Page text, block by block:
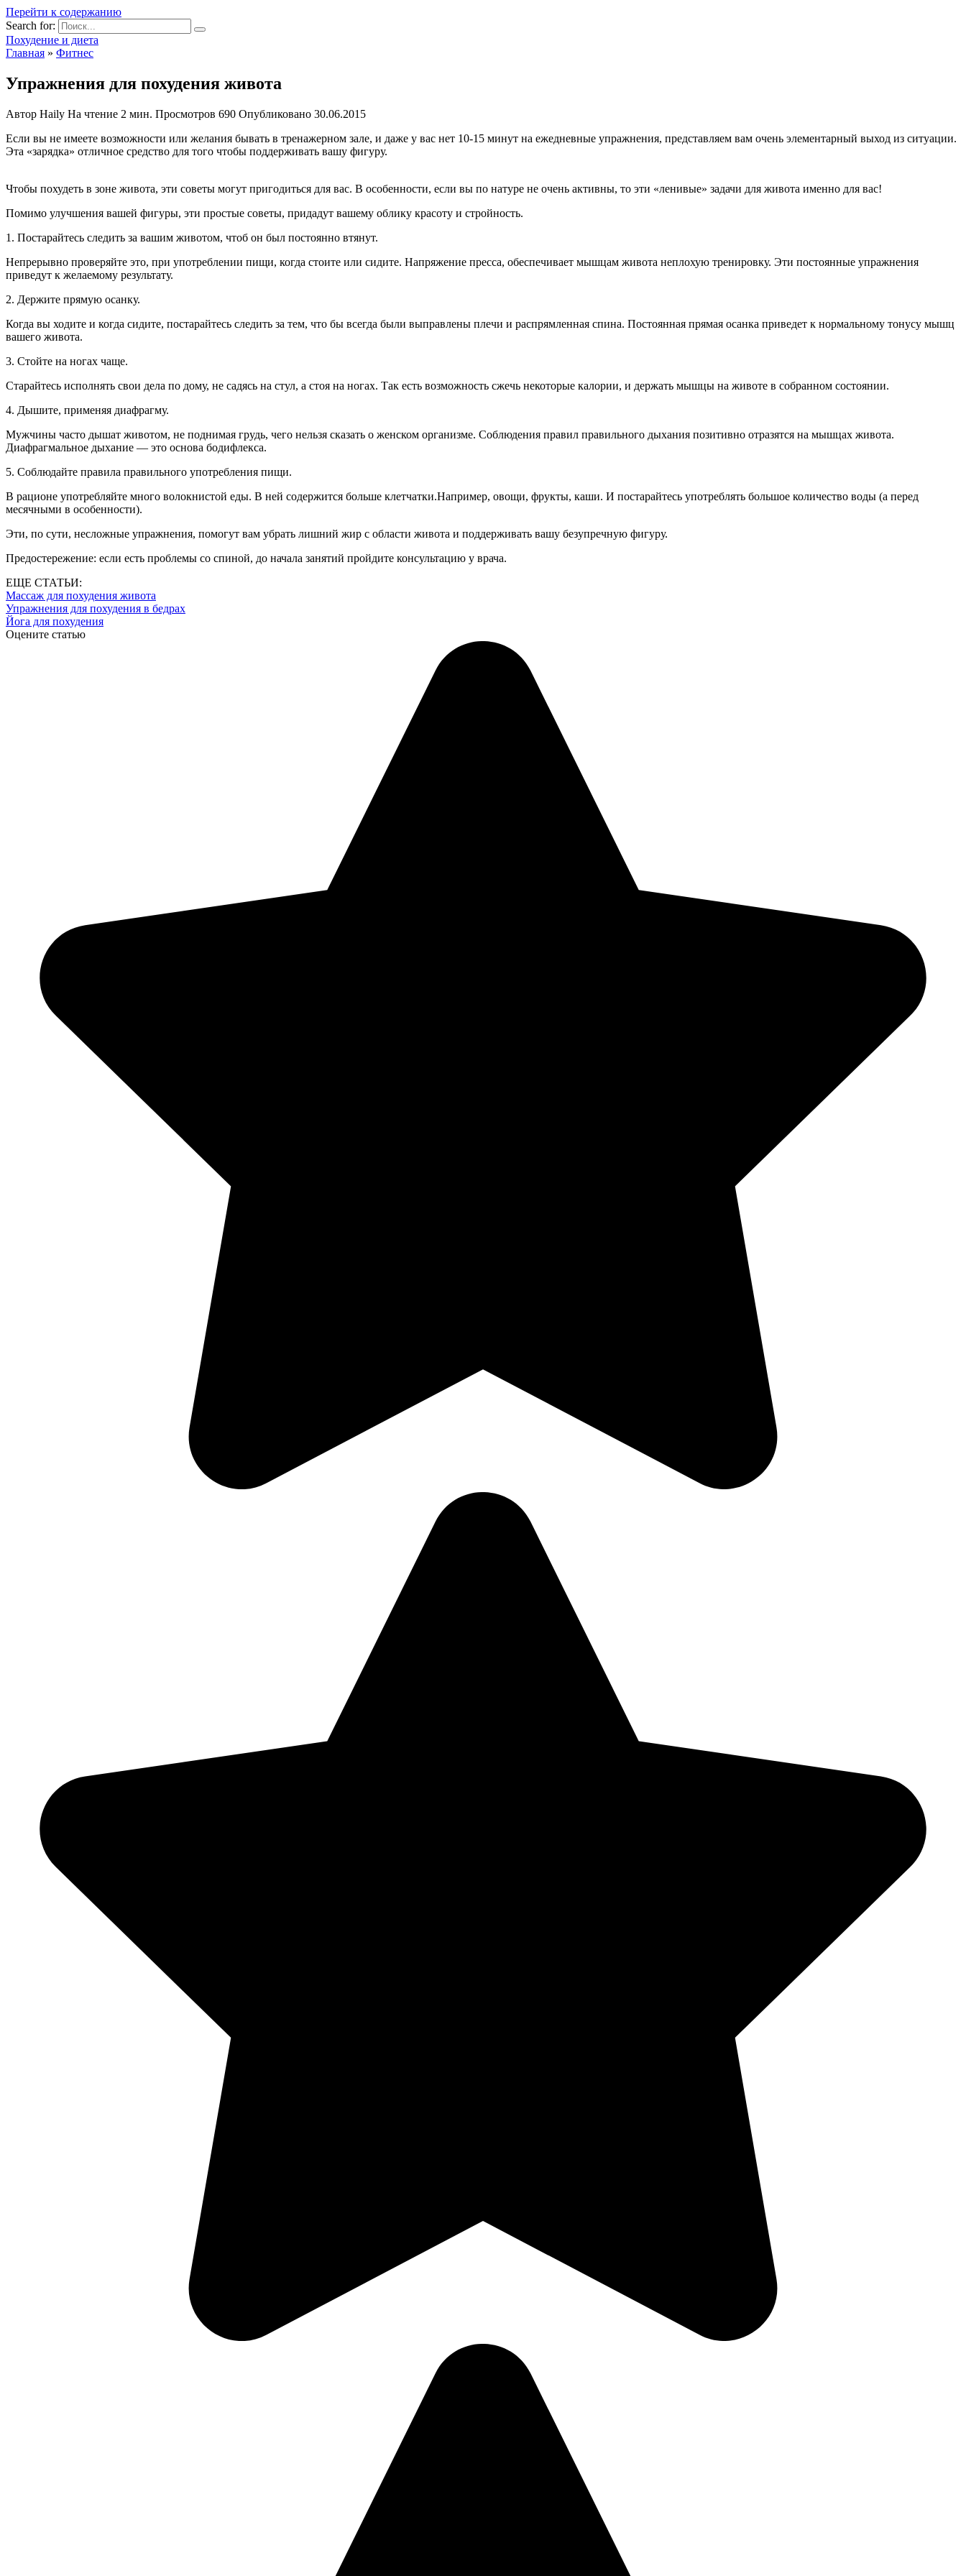
Перейти к содержанию
Search for:
Похудение и диета
Главная » Фитнес
Упражнения для похудения живота
Автор Haily На чтение 2 мин. Просмотров 690 Опубликовано 30.06.2015
Если вы не имеете возможности или желания бывать в тренажерном зале, и даже у вас нет 10-15 минут на ежедневные упражнения, представляем вам очень элементарный выход из ситуации.
Эта «зарядка» отличное средство для того чтобы поддерживать вашу фигуру.
Чтобы похудеть в зоне живота, эти советы могут пригодиться для вас. В особенности, если вы по натуре не очень активны, то эти «ленивые» задачи для живота именно для вас!
Помимо улучшения вашей фигуры, эти простые советы, придадут вашему облику красоту и стройность.
1. Постарайтесь следить за вашим животом, чтоб он был постоянно втянут.
Непрерывно проверяйте это, при употреблении пищи, когда стоите или сидите. Напряжение пресса, обеспечивает мышцам живота неплохую тренировку. Эти постоянные упражнения
приведут к желаемому результату.
2. Держите прямую осанку.
Когда вы ходите и когда сидите, постарайтесь следить за тем, что бы всегда были выправлены плечи и распрямленная спина. Постоянная прямая осанка приведет к нормальному тонусу мышц
вашего живота.
3. Стойте на ногах чаще.
Старайтесь исполнять свои дела по дому, не садясь на стул, а стоя на ногах. Так есть возможность сжечь некоторые калории, и держать мышцы на животе в собранном состоянии.
4. Дышите, применяя диафрагму.
Мужчины часто дышат животом, не поднимая грудь, чего нельзя сказать о женском организме. Соблюдения правил правильного дыхания позитивно отразятся на мышцах живота.
Диафрагмальное дыхание — это основа бодифлекса.
5. Соблюдайте правила правильного употребления пищи.
В рационе употребляйте много волокнистой еды. В ней содержится больше клетчатки.Например, овощи, фрукты, каши. И постарайтесь употреблять большое количество воды (а перед
месячными в особенности).
Эти, по сути, несложные упражнения, помогут вам убрать лишний жир с области живота и поддерживать вашу безупречную фигуру.
Предостережение: если есть проблемы со спиной, до начала занятий пройдите консультацию у врача.
ЕЩЕ СТАТЬИ:
Массаж для похудения живота
Упражнения для похудения в бедрах
Йога для похудения
Оцените статью